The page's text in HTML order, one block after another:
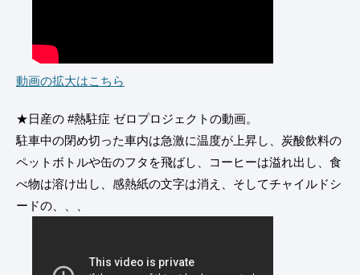
動画の拡大はこちら
★日産の #熱駐症 ゼロプロジェクトの動画。
駐車中の閉め切った車内は急激に温度が上昇し、炭酸飲料の
ペットボトルや缶のフタを飛ばし、コーヒーは溢れ出し、食
べ物は溶け出し、感熱紙の文字は消え、そしてチャイルドシ
ードの、、、